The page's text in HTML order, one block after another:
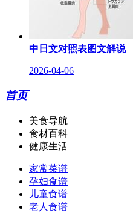
中日文对照表图文解说
2026-04-06
首页
美食导航
食材百科
健康生活
家常菜谱
孕妇食谱
儿童食谱
老人食谱